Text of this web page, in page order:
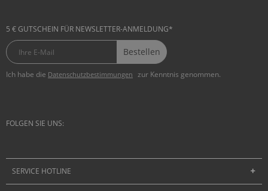
5 € GUTSCHEIN FÜR NEWSLETTER-ANMELDUNG*
Bestellen
Ich habe die Datenschutzbestimmungen zur Kenntnis genommen.
FOLGEN SIE UNS:
SERVICE HOTLINE